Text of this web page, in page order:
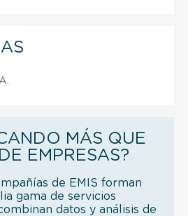
MÁS QUE
EMPRESAS?
de EMIS forman
gama de servicios
datos y análisis de